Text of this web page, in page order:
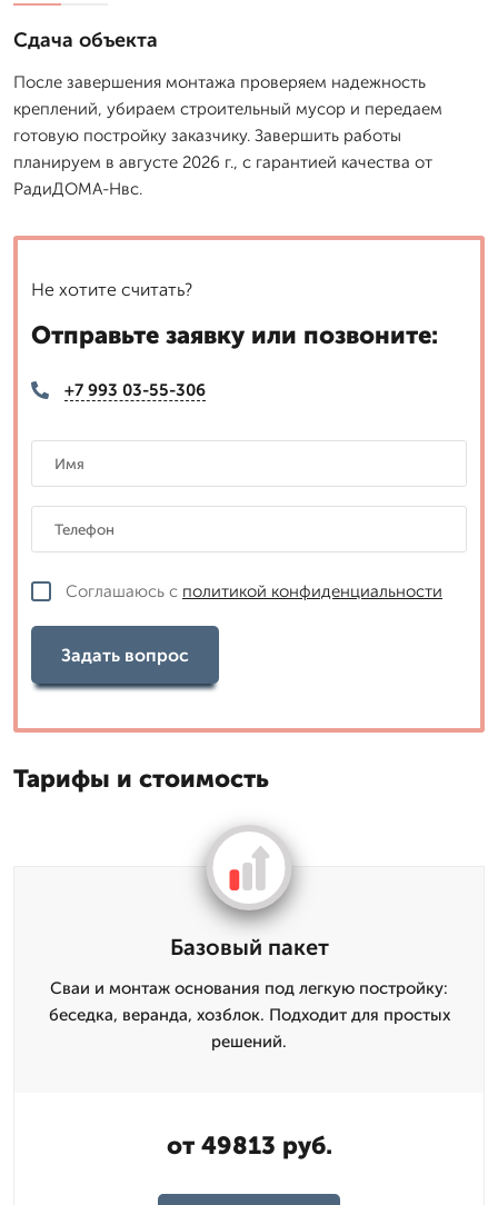
Сдача объекта
После завершения монтажа проверяем надежность
креплений, убираем строительный мусор и передаем
готовую постройку заказчику. Завершить работы
планируем в августе 2026 г., с гарантией качества от
РадиДОМА-Нвс.
Не хотите считать?
Отправьте заявку или позвоните:
+7 993 03-55-306
Соглашаюсь с политикой конфиденциальности
Задать вопрос
Тарифы и стоимость
Базовый пакет
Сваи и монтаж основания под легкую постройку:
беседка, веранда, хозблок. Подходит для простых
решений.
от 49813 руб.